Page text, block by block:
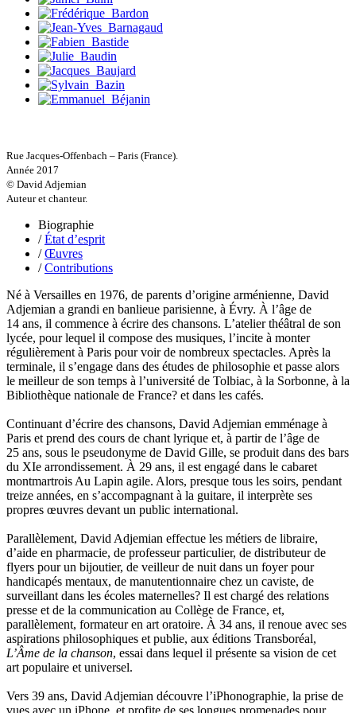
Delaunay Matthieu
Deledicque Sébastien
Delloye Bernard
Delloye Mélanie
Descave Nicolas
Desprez Élise
Desprez Léopoldine
Dugast Stéphane
Edwards Richard
Figueras Raymond
Fisset Christine
FitzGerald Edward
Fontaine Benoît
Foucard Marie
Fraisse Thomas
François Valérie
Fuligni Bruno
Gana Frédéric
Garcia Antoine
Garde François
Gaullier Tanneguy
Gauthier Yves
Gendre Florence
Georis Stéphane
Gilbert Frédéric
Giry Julien
Goisque Thomas
Grange Florent
Gras Cédric
Guéguéniat Jean-Yves
Guerrier Gérard
Guillemot Agnès
Guillotel Pierre-Antoine
Guyon Élizabeth
Haegy Jean-Marie
Hafez Kim
Halluin Bruno d’
Hardivilliers Albéric d’
Harvey James
Hervouët Tifenn
Rue Jacques-Offenbach – Paris (France).
Année 2017
© David Adjemian
Auteur et chanteur.
Biographie
/État d’esprit
/Œuvres
/Contributions
Né à Versailles en 1976, de parents d’origine arménienne, David
Adjemian a grandi en banlieue parisienne, à Évry. À l’âge de
14 ans, il commence à écrire des chansons. L’atelier théâtral de son
lycée, pour lequel il compose des musiques, l’incite à monter
régulièrement à Paris pour voir de nombreux spectacles. Après la
terminale, il s’engage dans des études de philosophie et passe alors
le meilleur de son temps à l’université de Tolbiac, à la Sorbonne, à la
Bibliothèque nationale de France? et dans les cafés.
Continuant d’écrire des chansons, David Adjemian emménage à
Paris et prend des cours de chant lyrique et, à partir de l’âge de
25 ans, sous le pseudonyme de David Gille, se produit dans des bars
du XIe arrondissement. À 29 ans, il est engagé dans le cabaret
montmartrois Au Lapin agile. Alors, presque tous les soirs, pendant
treize années, en s’accompagnant à la guitare, il interprète ses
propres œuvres devant un public international.
Parallèlement, David Adjemian effectue les métiers de libraire,
d’aide en pharmacie, de professeur particulier, de distributeur de
flyers pour un bijoutier, de veilleur de nuit dans un foyer pour
handicapés mentaux, de manutentionnaire chez un caviste, de
surveillant dans les écoles maternelles? Il est chargé des relations
presse et de la communication au Collège de France, et,
parallèlement, formateur en art oratoire. À 34 ans, il renoue avec ses
aspirations philosophiques et publie, aux éditions Transboréal,
L’Âme de la chanson, essai dans lequel il présente sa vision de cet
art populaire et universel.
Vers 39 ans, David Adjemian découvre l’iPhonographie, la prise de
vues avec un iPhone, et profite de ses longues promenades pour